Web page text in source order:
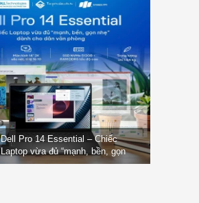
Dell Pro 14 Essential – Chiếc
Laptop vừa đủ “mạnh, bền, gọn
nhẹ” dành cho dân văn phòng